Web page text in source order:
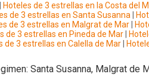
Hoteles de 3 estrellas en la Costa del
de 3 estrellas en Santa Susanna
de 3 estrellas en Malgrat de Mar
de 3 estrellas en Pineda de Mar
de 3 estrellas en Calella de Mar
Santa Susanna, Malgrat de